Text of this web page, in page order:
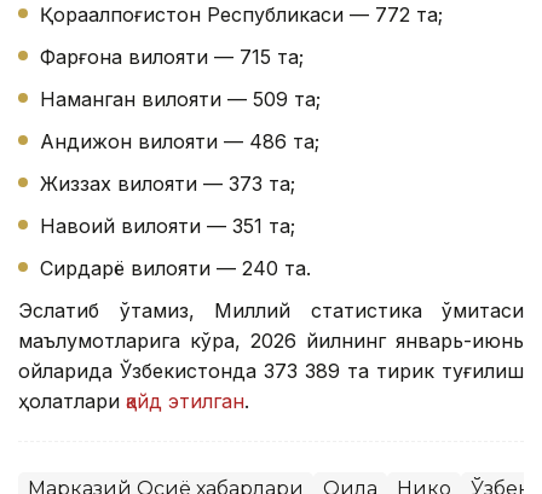
Қорақалпоғистон Республикаси — 772 та;
Фарғона вилояти — 715 та;
Наманган вилояти — 509 та;
Андижон вилояти — 486 та;
Жиззах вилояти — 373 та;
Навоий вилояти — 351 та;
Сирдарё вилояти — 240 та.
Эслатиб ўтамиз, Миллий статистика қўмитаси
маълумотларига кўра, 2026 йилнинг январь-июнь
ойларида Ўзбекистонда 373 389 та тирик туғилиш
ҳолатлари қайд этилган.
Марказий Осиё хабарлари Оила Никоҳ